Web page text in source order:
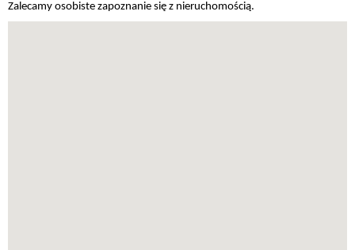
Zalecamy osobiste zapoznanie się z nieruchomością.